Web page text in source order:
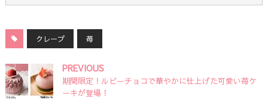
クレープ 苺
PREVIOUS
期間限定！ルビーチョコで華やかに仕上げた可愛い苺ケ
ーキが登場！